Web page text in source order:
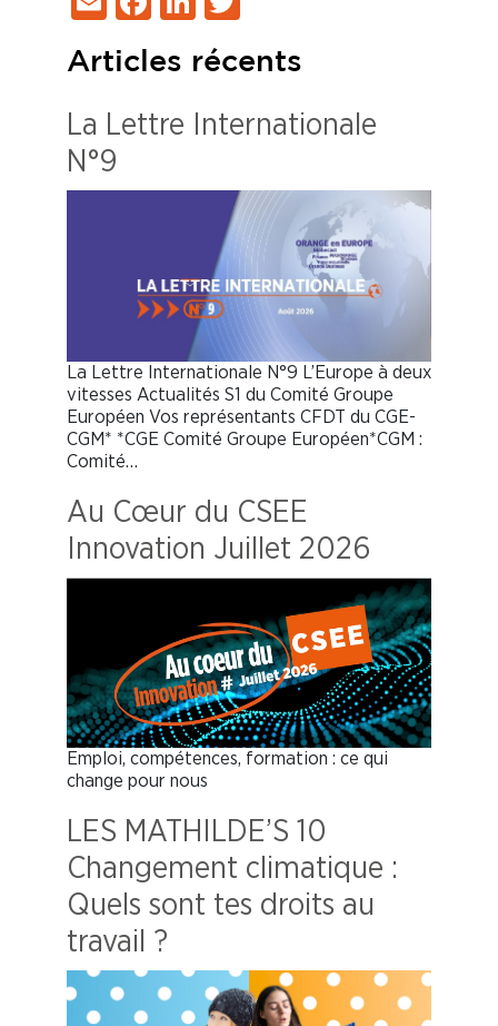
Articles récents
La Lettre Internationale
N°9
La Lettre Internationale N°9 L’Europe à deux
vitesses Actualités S1 du Comité Groupe
Européen Vos représentants CFDT du CGE-
CGM* *CGE Comité Groupe Européen*CGM :
Comité…
Au Cœur du CSEE
Innovation Juillet 2026
Emploi, compétences, formation : ce qui
change pour nous
LES MATHILDE’S 10
Changement climatique :
Quels sont tes droits au
travail ?